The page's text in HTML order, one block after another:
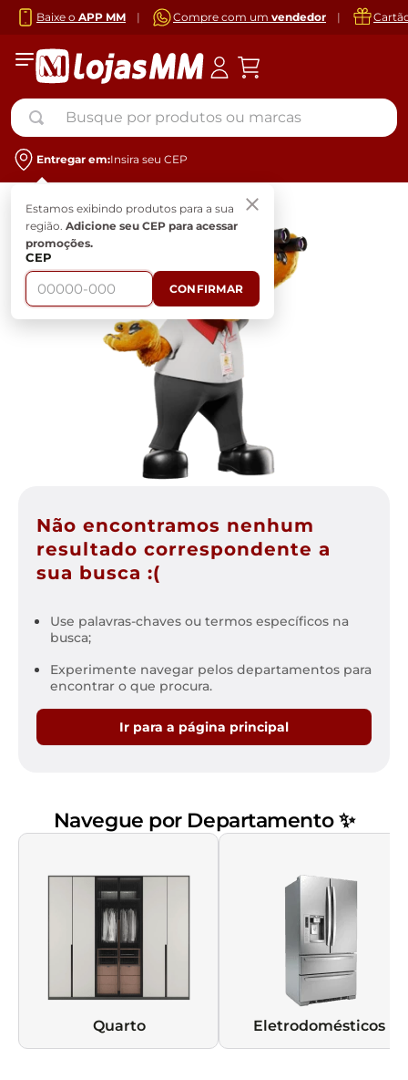
Baixe o APP MM | Compre com um vendedor |
Busque por produtos ou marcas
Entregar em:Insira seu CEP
Estamos exibindo produtos para a sua
região. Adicione seu CEP para acessar
promoções.
CEP
CONFIRMAR
Não encontramos nenhum
resultado correspondente a
sua busca :(
Use palavras-chaves ou termos específicos na
busca;
Experimente navegar pelos departamentos para
encontrar o que procura.
Ir para a página principal
Navegue por Departamento ✨
Quarto Eletrodomésticos